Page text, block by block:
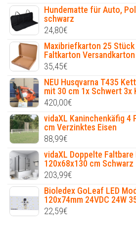
Hundematte für Auto,
schwarz
24,80€
Maxibriefkarton 25
Faltkarton
35,45€
NEU Husqvarna T435
mit 30 cm 1x Schwert
420,00€
vidaXL Kaninchenkäfig 4
cm Verzinktes Eisen
88,99€
vidaXL Doppelte Faltbare
120x68x130 cm Schwarz
203,99€
Bioledex GoLeaf LED
120x74mm 24VDC 24W
22,59€